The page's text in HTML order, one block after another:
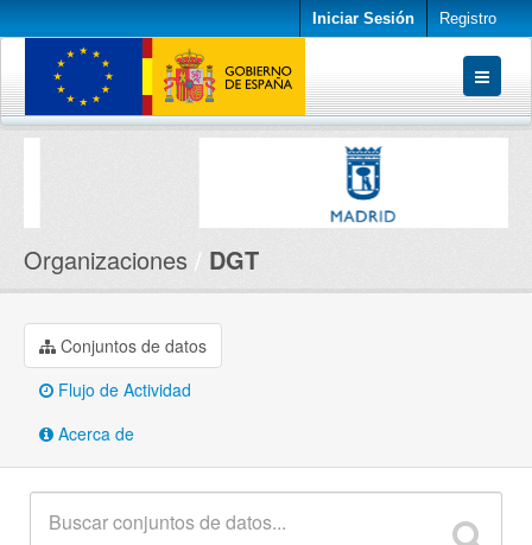
Iniciar Sesión Registro
Conjuntos de datos
Organizaciones DGT
Conjuntos de datos
Flujo de Actividad
Acerca de